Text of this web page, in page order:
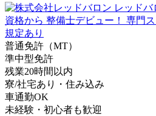
普通免許（MT）
準中型免許
残業20時間以内
寮/社宅あり・住み込み
車通勤OK
未経験・初心者も歓迎